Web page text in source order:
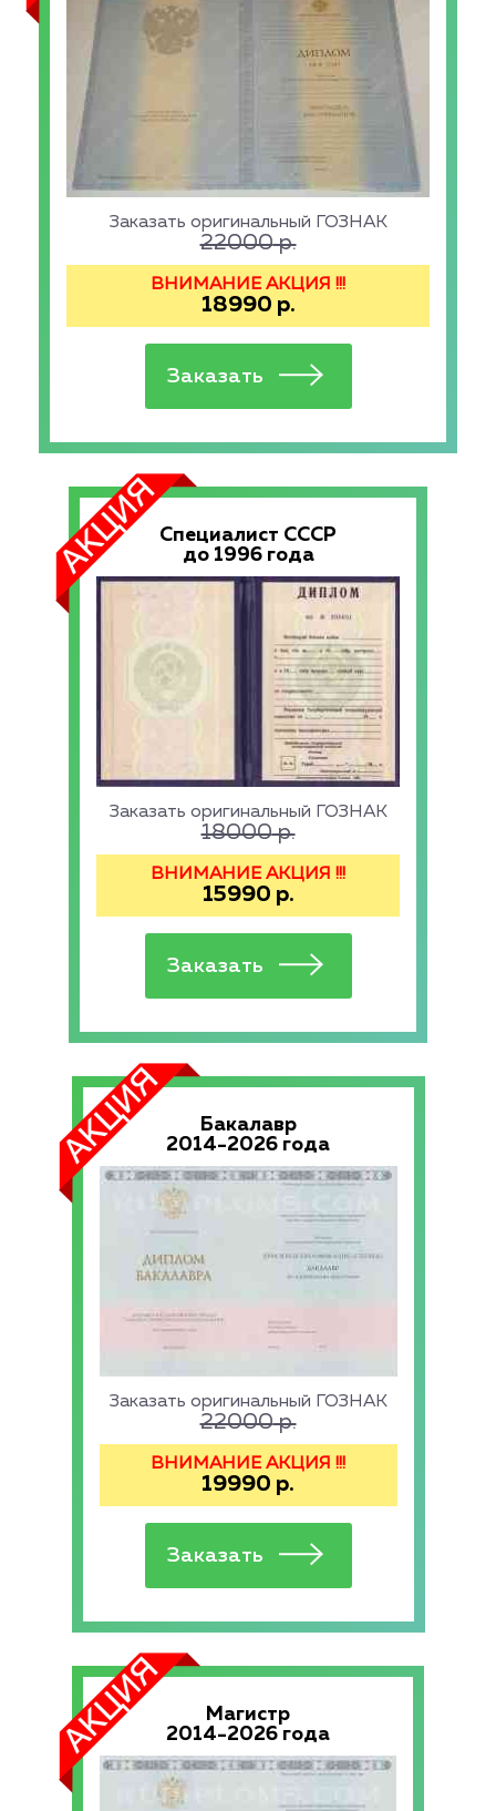
Заказать оригинальный ГОЗНАК
22000р.
ВНИМАНИЕ АКЦИЯ !!!
18990 р.
Специалист СССР
до 1996 года
Заказать оригинальный ГОЗНАК
18000р.
ВНИМАНИЕ АКЦИЯ !!!
15990 р.
Бакалавр
2014-2026 года
Заказать оригинальный ГОЗНАК
22000р.
ВНИМАНИЕ АКЦИЯ !!!
19990 р.
Магистр
2014-2026 года